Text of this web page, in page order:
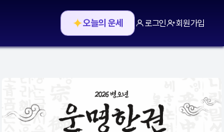
✦오늘의 운세 로그인 회원가입